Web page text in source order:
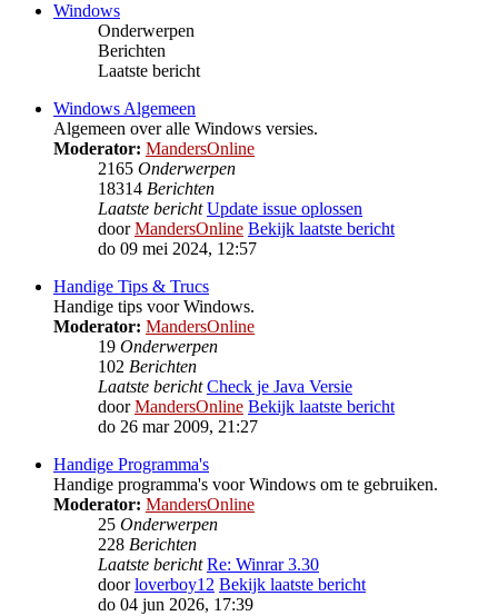
Windows
Onderwerpen
Berichten
Laatste bericht
Windows Algemeen
Algemeen over alle Windows versies.
Moderator: MandersOnline
2165 Onderwerpen
18314 Berichten
Laatste bericht Update issue oplossen
doorMandersOnline Bekijk laatste bericht
do 09 mei 2024, 12:57
Handige Tips & Trucs
Handige tips voor Windows.
Moderator: MandersOnline
19 Onderwerpen
102 Berichten
Laatste bericht Check je Java Versie
doorMandersOnline Bekijk laatste bericht
do 26 mar 2009, 21:27
Handige Programma's
Handige programma's voor Windows om te gebruiken.
Moderator: MandersOnline
25 Onderwerpen
228 Berichten
Laatste bericht Re: Winrar 3.30
doorloverboy12 Bekijk laatste bericht
do 04 jun 2026, 17:39